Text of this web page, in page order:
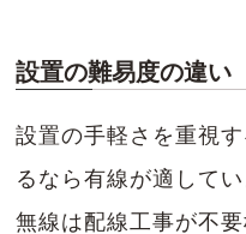
設置の難易度の違い
設置の手軽さを重視
るなら有線が適してい
無線は配線工事が不